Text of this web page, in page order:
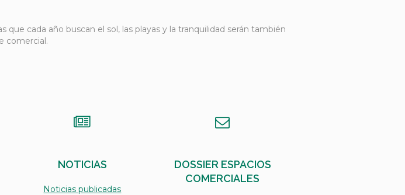
que cada año buscan el sol, las playas y la tranquilidad serán también
comercial.
NOTICIAS
Noticias publicadas
DOSSIER ESPACIOS
COMERCIALES